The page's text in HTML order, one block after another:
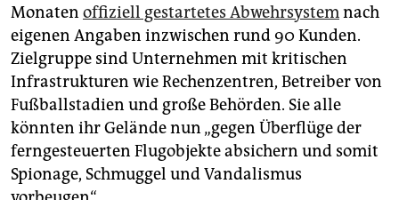
Monaten offiziell gestartetes Abwehrsystemnach
eigenen Angaben inzwischen rund 90 Kunden.
Zielgruppe sind Unternehmen mit kritischen
Infrastrukturen wie Rechenzentren, Betreiber von
Fußballstadien und große Behörden. Sie alle
könnten ihr Gelände nun „gegen Überflüge der
ferngesteuerten Flugobjekte absichern und somit
Spionage, Schmuggel und Vandalismus